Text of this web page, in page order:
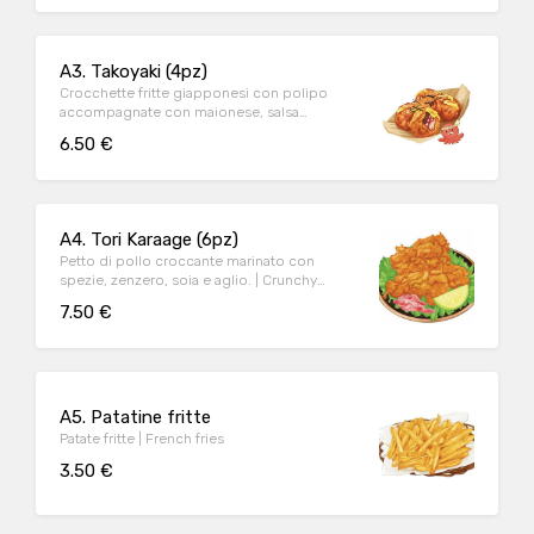
A3. Takoyaki (4pz)
Crocchette fritte giapponesi con polipo
accompagnate con maionese, salsa
Deep fried japanese pastry balls with
6.50 €
A4. Tori Karaage (6pz)
Petto di pollo croccante marinato con
spezie, zenzero, soia e aglio. | Crunchy
soy and garlic.
7.50 €
A5. Patatine fritte
Patate fritte | French fries
3.50 €